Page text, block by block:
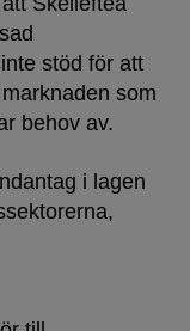
stöd för att
som
behov av.
i lagen